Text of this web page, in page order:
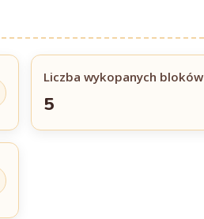
Liczba wykopanych bloków
5